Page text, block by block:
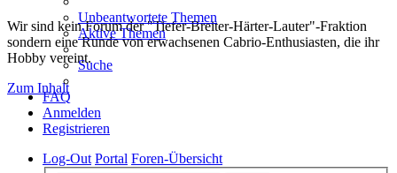
Wir sind kein Forum der "Tiefer-Breiter-Härter-Lauter"-Fraktion
sondern eine Runde von erwachsenen Cabrio-Enthusiasten, die ihr
Hobby vereint.
Zum Inhalt
Unbeantwortete Themen
Aktive Themen
Suche
FAQ
Anmelden
Registrieren
Log-Out Portal Foren-Übersicht